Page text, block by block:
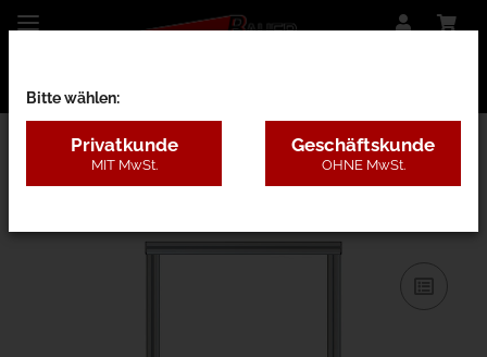
31AA - B=80-120cm, H=1,8-3m
Bitte wählen:
Privatkunde
MIT MwSt.
Geschäftskunde
OHNE MwSt.